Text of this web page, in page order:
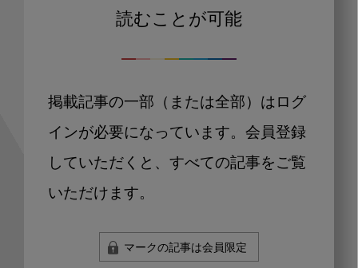
読むことが可能
掲載記事の一部（または全部）はログ
インが必要になっています。会員登録
していただくと、すべての記事をご覧
いただけます。
マークの記事は会員限定